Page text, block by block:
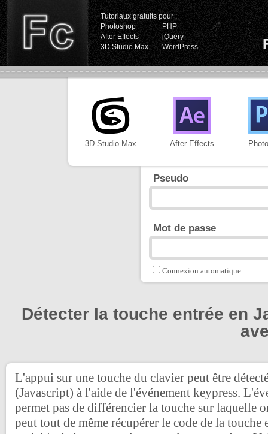
Tutoriaux gratuits pour :
Photoshop
PHP
After Effects
jQuery
3D Studio Max
WordPress
3D Studio Max After Effects
Pseudo
Mot de passe
Connexion automatique
Détecter la touche entrée en
L'appui sur une touche du clavier peut être
(Javascript) à l'aide de l'événement keypress.
permet pas de différencier la touche sur laquelle
peut tout de même récupérer le code de la touche